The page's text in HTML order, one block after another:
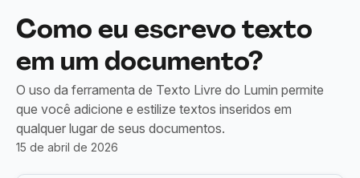
Como eu escrevo texto
em um documento?
O uso da ferramenta de Texto Livre do Lumin permite
que você adicione e estilize textos inseridos em
qualquer lugar de seus documentos.
15 de abril de 2026